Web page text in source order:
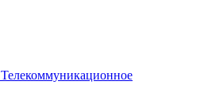
Телекоммуникационное